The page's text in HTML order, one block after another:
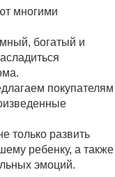
многими
богатый и
покупателям
только развить
ребенку, а также
эмоций.